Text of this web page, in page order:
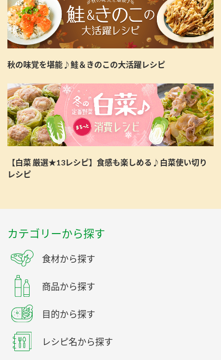
秋の味覚を堪能♪鮭＆きのこの大活躍レシピ
【白菜 厳選★13レシピ】食感も楽しめる♪白菜使い切り
レシピ
カテゴリーから探す
食材から探す
商品から探す
目的から探す
レシピ名から探す